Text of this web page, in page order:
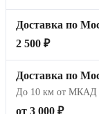
Доставка по
2 500 ₽
Доставка по
До 10 км от МКАД
от 3 000 ₽